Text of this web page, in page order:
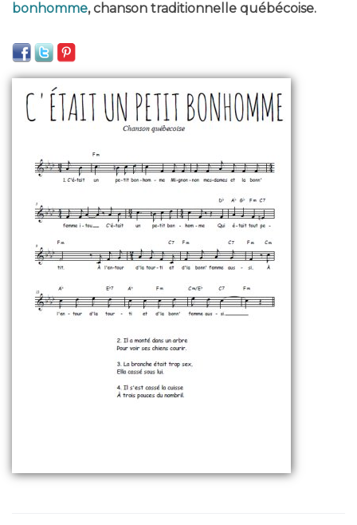
bonhomme, chanson traditionnelle québécoise.